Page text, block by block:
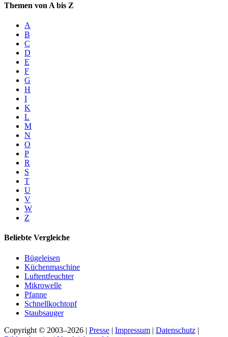
Themen von A bis Z
A
B
C
D
E
F
G
H
I
K
L
M
N
O
P
R
S
T
U
V
W
Z
Beliebte Vergleiche
Bügeleisen
Küchenmaschine
Luftentfeuchter
Mikrowelle
Pfanne
Schnellkochtopf
Staubsauger
Copyright © 2003–2026 | Presse | Impressum | Datenschutz |